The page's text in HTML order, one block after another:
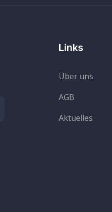
Links
Über uns
AGB
Aktuelles